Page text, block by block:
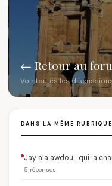
← Retour au
Voir toutes les
DANS LA MÊME RUBRIQUE
Jay ala awdou : qui la
5 réponses